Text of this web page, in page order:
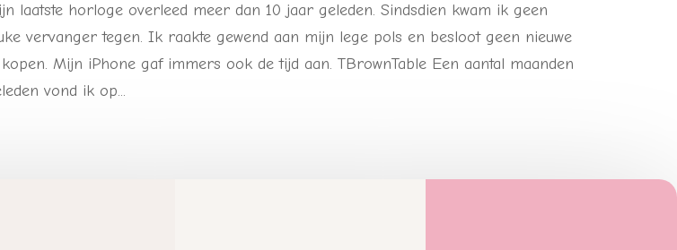
laatste horloge overleed meer dan 10 jaar geleden. Sindsdien kwam ik geen
vervanger tegen. Ik raakte gewend aan mijn lege pols en besloot geen nieuwe
Mijn iPhone gaf immers ook de tijd aan. TBrownTable Een aantal maanden
vond ik op...